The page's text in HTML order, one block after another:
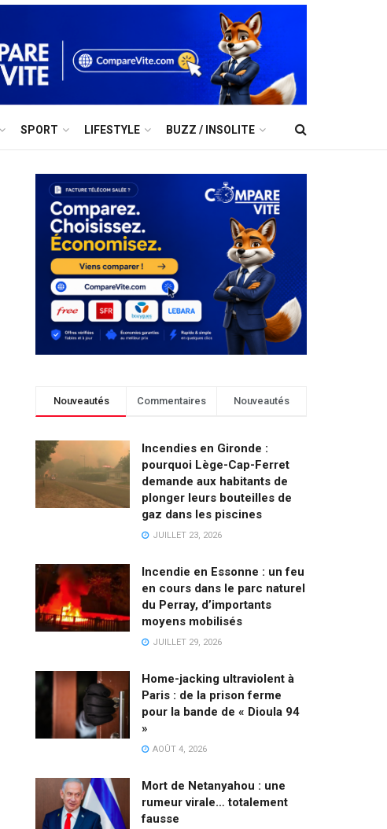
SPORT LIFESTYLE BUZZ / INSOLITE
Nouveautés Commentaires Nouveautés
Incendies en Gironde :
pourquoi Lège-Cap-Ferret
demande aux habitants de
plonger leurs bouteilles de
gaz dans les piscines
JUILLET 23, 2026
Incendie en Essonne : un feu
en cours dans le parc naturel
du Perray, d’importants
moyens mobilisés
JUILLET 29, 2026
Home-jacking ultraviolent à
Paris : de la prison ferme
pour la bande de « Dioula 94
»
AOÛT 4, 2026
Mort de Netanyahou : une
rumeur virale… totalement
fausse